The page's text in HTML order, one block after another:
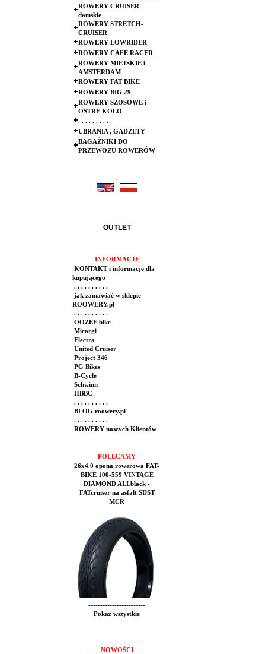
ROWERY CRUISER
damskie
ROWERY STRETCH-
CRUISER
ROWERY LOWRIDER
ROWERY CAFE RACER
ROWERY MIEJSKIE i
AMSTERDAM
ROWERY FAT BIKE
ROWERY BIG 29
ROWERY SZOSOWE i
OSTRE KOŁO
. . . . . . . . . .
UBRANIA , GADŻETY
BAGAŻNIKI DO
PRZEWOZU ROWERÓW
.
OUTLET
INFORMACJE
KONTAKT i informacje dla
kupującego
. . . . . . . . . .
jak zamawiać w sklepie
ROOWERY.pl
. . . . . . . . . .
OOZEE bike
Micargi
Electra
United Cruiser
Project 346
PG Bikes
B-Cycle
Schwinn
HBBC
. . . . . . . . . .
BLOG roowery.pl
. . . . . . . . . .
ROWERY naszych Klientów
POLECAMY
26x4.0 opona rowerowa FAT-
BIKE 100-559 VINTAGE
DIAMOND ALLblack -
FATcruiser na asfalt SDST
MCR
------------------------
Pokaż wszystkie
NOWOŚCI